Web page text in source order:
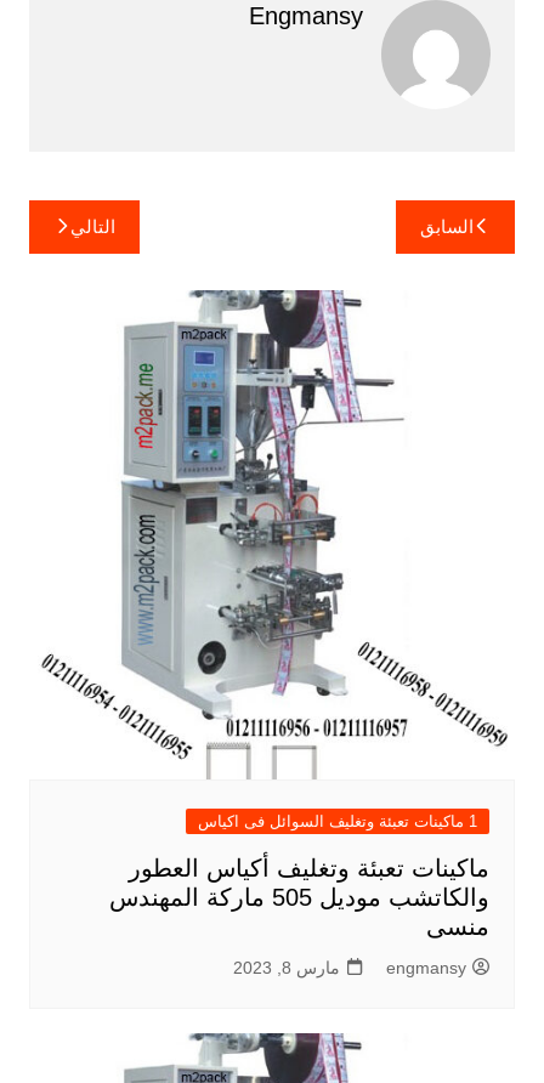
Engmansy
تصفّح
المقالات
السابق التالي
1 ماكينات تعبئة وتغليف السوائل فى اكياس
ماكينات تعبئة وتغليف أكياس العطور
والكاتشب موديل 505 ماركة المهندس
منسى
engmansy مارس 8, 2023